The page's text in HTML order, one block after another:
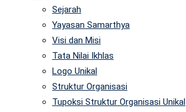
Sejarah
Yayasan Samarthya
Visi dan Misi
Tata Nilai Ikhlas
Logo Unikal
Struktur Organisasi
Tupoksi Struktur Organisasi Unikal